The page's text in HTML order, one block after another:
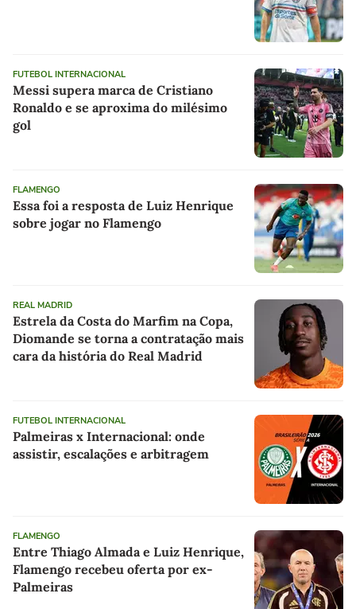
FUTEBOL INTERNACIONAL
Messi supera marca de Cristiano
Ronaldo e se aproxima do milésimo
gol
FLAMENGO
Essa foi a resposta de Luiz Henrique
sobre jogar no Flamengo
REAL MADRID
Estrela da Costa do Marfim na Copa,
Diomande se torna a contratação mais
cara da história do Real Madrid
FUTEBOL INTERNACIONAL
Palmeiras x Internacional: onde
assistir, escalações e arbitragem
FLAMENGO
Entre Thiago Almada e Luiz Henrique,
Flamengo recebeu oferta por ex-
Palmeiras